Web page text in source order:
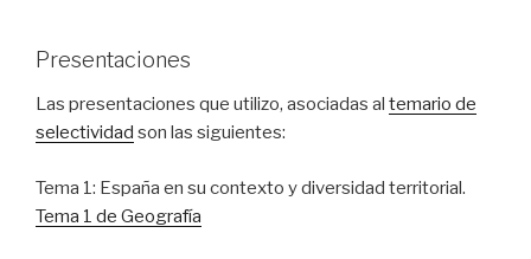
Presentaciones
Las presentaciones que utilizo, asociadas al temario de
selectividad son las siguientes:
Tema 1: España en su contexto y diversidad territorial.
Tema 1 de Geografía